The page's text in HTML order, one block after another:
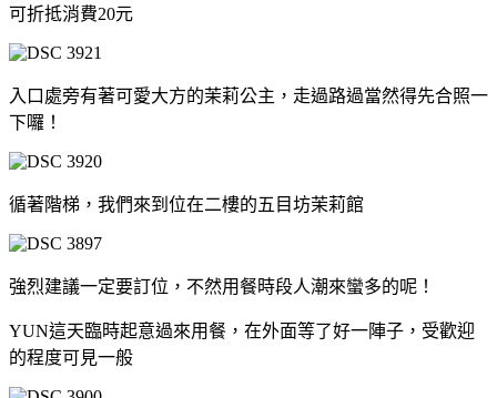
可折抵消費20元
入口處旁有著可愛大方的茉莉公主，走過路過當然得先合照一
下囉！
循著階梯，我們來到位在二樓的五目坊茉莉館
強烈建議一定要訂位，不然用餐時段人潮來蠻多的呢！
YUN這天臨時起意過來用餐，在外面等了好一陣子，受歡迎
的程度可見一般